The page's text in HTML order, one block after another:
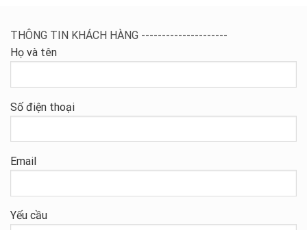
THÔNG TIN KHÁCH HÀNG ---------------------
Họ và tên
Số điện thoại
Email
Yếu cầu